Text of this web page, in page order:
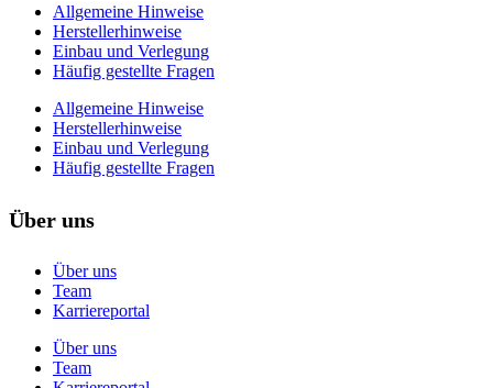
Allgemeine Hinweise
Herstellerhinweise
Einbau und Verlegung
Häufig gestellte Fragen
Allgemeine Hinweise
Herstellerhinweise
Einbau und Verlegung
Häufig gestellte Fragen
Über uns
Über uns
Team
Karriereportal
Über uns
Team